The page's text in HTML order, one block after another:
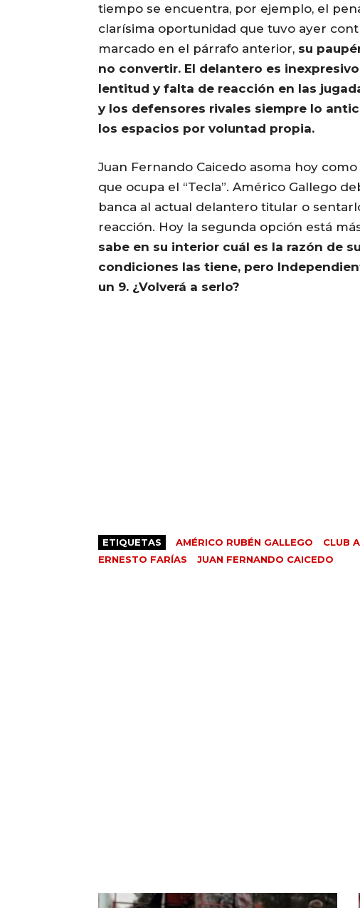
tiempo se encuentra, por ejemplo, el
clarísima oportunidad que tuvo ayer
marcado en el párrafo anterior, su
no convertir. El delantero es
lentitud y falta de reacción en las
y los defensores rivales siempre lo
los espacios por voluntad propia.
Juan Fernando Caicedo asoma hoy
que ocupa el “Tecla”. Américo Gallego
banca al actual delantero titular o
reacción. Hoy la segunda opción está
sabe en su interior cuál es la razón de
condiciones las tiene, pero
un 9. ¿Volverá a serlo?
ETIQUETAS AMÉRICO RUBÉN GALLEGO
CLUB
ERNESTO FARÍAS
JUAN FERNANDO CAICEDO